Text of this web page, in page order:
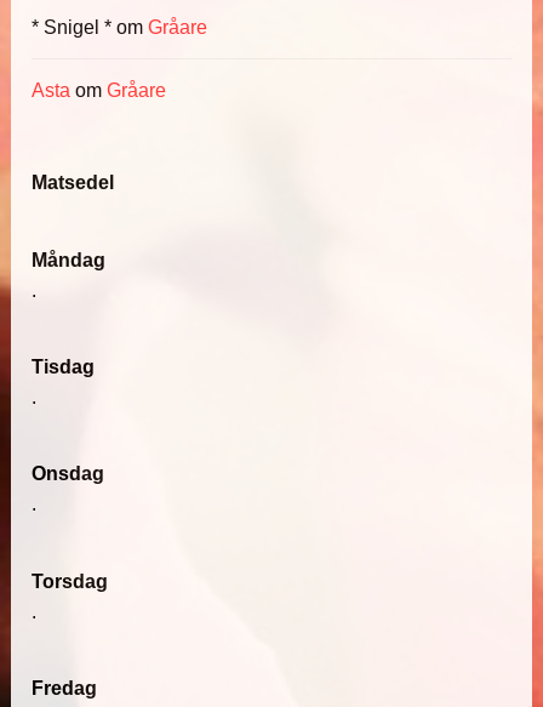
* Snigel * omGråare
Asta omGråare
Matsedel
Måndag
.
Tisdag
.
Onsdag
.
Torsdag
.
Fredag